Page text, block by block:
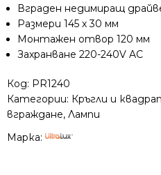
Вграден недимиращ
Размери 145 х 30 мм
Монтажен отвор 120 мм
Захранване 220-240V AC
Код: PR1240
Категории: Кръгли и
вграждане, Лампи
Марка: